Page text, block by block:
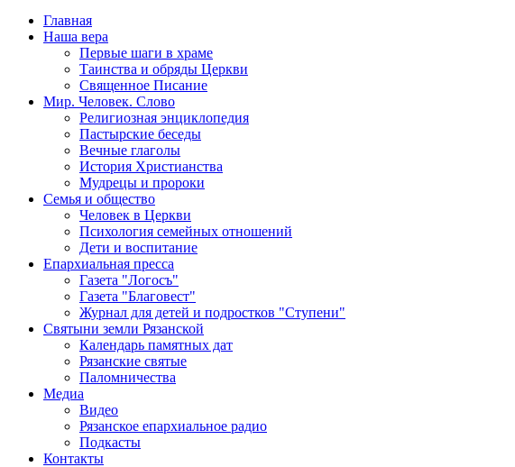
Главная
Наша вера
Первые шаги в храме
Таинства и обряды Церкви
Священное Писание
Мир. Человек. Слово
Религиозная энциклопедия
Пастырские беседы
Вечные глаголы
История Христианства
Мудрецы и пророки
Семья и общество
Человек в Церкви
Психология семейных отношений
Дети и воспитание
Епархиальная пресса
Газета "Логосъ"
Газета "Благовест"
Журнал для детей и подростков "Ступени"
Святыни земли Рязанской
Календарь памятных дат
Рязанские святые
Паломничества
Медиа
Видео
Рязанское епархиальное радио
Подкасты
Контакты